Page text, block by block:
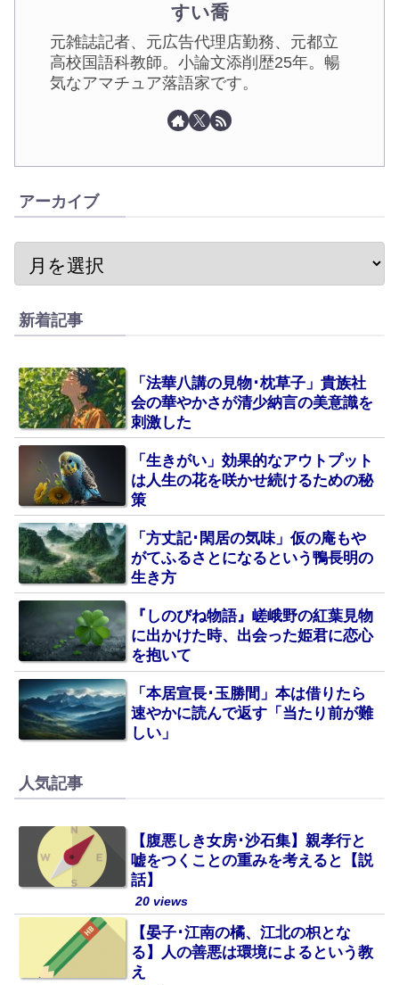
すい喬
元雑誌記者、元広告代理店勤務、元都立
高校国語科教師。小論文添削歴25年。暢
気なアマチュア落語家です。
アーカイブ
新着記事
「法華八講の見物･枕草子」貴族社
会の華やかさが清少納言の美意識を
刺激した
「生きがい」効果的なアウトプット
は人生の花を咲かせ続けるための秘
策
「方丈記･閑居の気味」仮の庵もや
がてふるさとになるという鴨長明の
生き方
『しのびね物語』嵯峨野の紅葉見物
に出かけた時、出会った姫君に恋心
を抱いて
「本居宣長･玉勝間」本は借りたら
速やかに読んで返す「当たり前が難
しい」
人気記事
【腹悪しき女房･沙石集】親孝行と
嘘をつくことの重みを考えると【説
話】
20 views
【晏子･江南の橘、江北の枳とな
る】人の善悪は環境によるという教
え